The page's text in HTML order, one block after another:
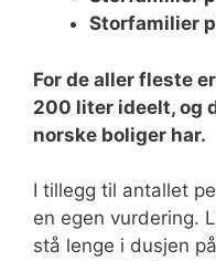
Storfamilier
For de aller fleste
200 liter ideelt, og
norske boliger har.
I tillegg til antallet
en egen vurdering.
stå lenge i dusjen